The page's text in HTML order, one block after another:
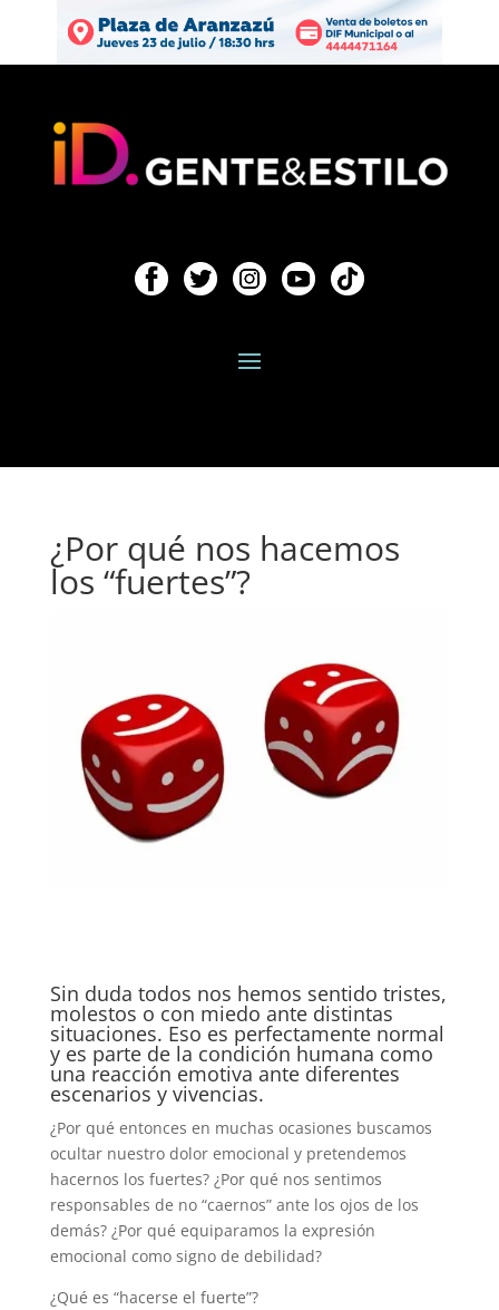
¿Por qué nos hacemos
los “fuertes”?
Sin duda todos nos hemos sentido tristes,
molestos o con miedo ante distintas
situaciones. Eso es perfectamente normal
y es parte de la condición humana como
una reacción emotiva ante diferentes
escenarios y vivencias.
¿Por qué entonces en muchas ocasiones buscamos
ocultar nuestro dolor emocional y pretendemos
hacernos los fuertes? ¿Por qué nos sentimos
responsables de no “caernos” ante los ojos de los
demás? ¿Por qué equiparamos la expresión
emocional como signo de debilidad?
¿Qué es “hacerse el fuerte”?